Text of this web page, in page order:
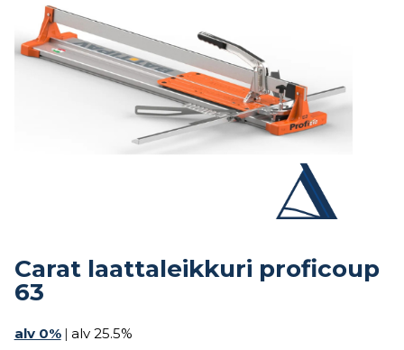
Carat laattaleikkuri proficoup
63
alv 0% | alv 25.5%